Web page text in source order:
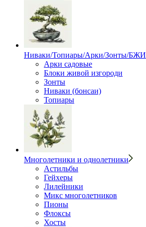
Ниваки/Топиары/Арки/Зонты/БЖИ
Арки садовые
Блоки живой изгороди
Зонты
Ниваки (бонсаи)
Топиары
Многолетники и однолетники
Астильбы
Гейхеры
Лилейники
Микс многолетников
Пионы
Флоксы
Хосты